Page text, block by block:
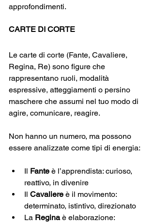
approfondimenti.
CARTE DI CORTE
Le carte di corte (Fante, Cavaliere,
Regina, Re) sono figure che
rappresentano ruoli, modalità
espressive, atteggiamenti o persino
maschere che assumi nel tuo modo di
agire, comunicare, reagire.
Non hanno un numero, ma possono
essere analizzate come tipi di energia:
Il Fante è l’apprendista: curioso,
reattivo, in divenire
Il Cavaliere è il movimento:
determinato, istintivo, direzionato
La Regina è elaborazione: